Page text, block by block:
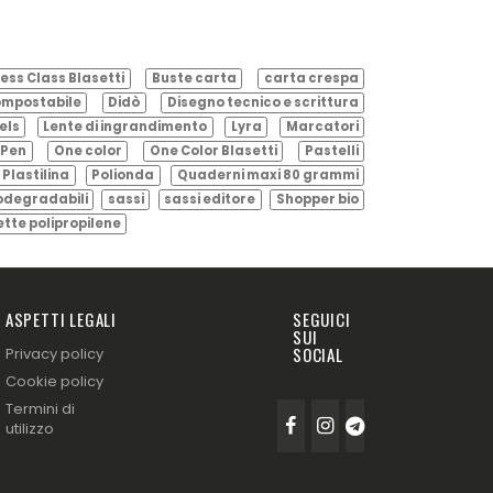
Class Blasetti Buste carta
carta crespa
Didò
Disegno tecnico e scrittura
Lente di ingrandimento Lyra
Marcatori
One color One Color Blasetti
Pastelli
Plastilina Polionda
Quaderni maxi 80 grammi
sassi sassi editore
Shopper bio
polipropilene
ASPETTI LEGALI
Privacy policy
Cookie policy
Termini di
utilizzo
SEGUICI
SUI
SOCIAL